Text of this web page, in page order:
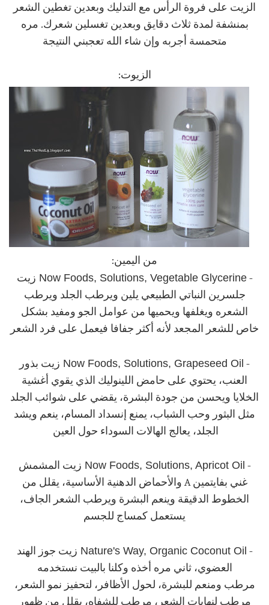
الزيت على فروة الرأس مع التدليك وبعدين تغطين الشعر
بمنشفة لمدة ثلاث دقايق وبعدين تغسلين شعرك. مره
متحمسة أجربه وإن شاء الله تعجبني النتيجة
الزيوت:
من اليمين:
-
Now Foods, Solutions, Vegetable Glycerine زيت
جلسرين النباتي الطبيعي يلين ويرطب الجلد ويرطب
الشعره ويغلفها ويحميها من عوامل الجو ومفيد بشكل
خاص للشعر المجعد لأنه أكثر جفافا فيعمل على فرد الشعر
-
Now Foods, Solutions, Grapeseed Oil زيت بذور
العنب، يحتوي على حامض اللينوليك الذي يقوي أغشية
الخلايا ويحسن من جودة البشرة، يقضي على شوائب الجلد
مثل البثور وحب الشباب، يمنع إنسداد المسام، ينعم ويشد
الجلد، يعالج الهالات السوداء حول العين
-
Now Foods, Solutions, Apricot Oil زيت المشمش
غني بفايتمين A والأحماض الدهنية الأساسية، يقلل من
الخطوط الدقيقة وينعم البشرة ويرطب الشعر الجاف،
يستعمل كمساج للجسم
-
Nature's Way, Organic Coconut Oil زيت جوز الهند
العضوي، ثاني مره أخذه وكلنا بالبيت نستخدمه
مرطب ومنعم للبشرة، لحول الأظافر، لتحفيز نمو الشعر،
مرطب لنهايات الشعر، مرطب للشفاه، يقلل من ظهور